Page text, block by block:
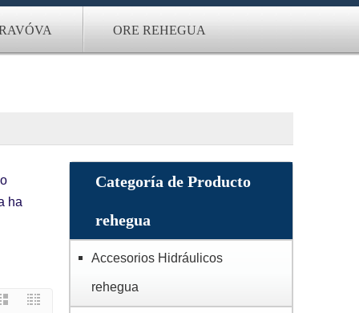
ORE REHEGUA
ha
Categoría de Producto
rehegua
Accesorios Hidráulicos
rehegua